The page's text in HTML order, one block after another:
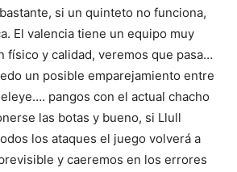
si un quinteto no funciona,
El valencia tiene un equipo muy
físico y calidad, veremos que pasa…
un posible emparejamiento entre
pangos con el actual chacho
las botas y bueno, si Llull
los ataques el juego volverá a
y caeremos en los errores